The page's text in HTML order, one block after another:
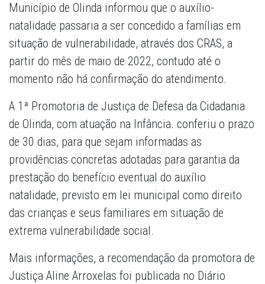
Município de Olinda informou que o auxílio-
natalidade passaria a ser concedido a famílias em
situação de vulnerabilidade, através dos CRAS, a
partir do mês de maio de 2022, contudo até o
momento não há confirmação do atendimento.
A 1ª Promotoria de Justiça de Defesa da Cidadania
de Olinda, com atuação na Infância. conferiu o prazo
de 30 dias, para que sejam informadas as
providências concretas adotadas para garantia da
prestação do benefício eventual do auxílio
natalidade, previsto em lei municipal como direito
das crianças e seus familiares em situação de
extrema vulnerabilidade social.
Mais informações, a recomendação da promotora de
Justiça Aline Arroxelas foi publicada no Diário